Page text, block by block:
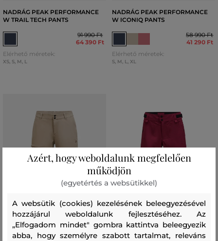
NADRÁG PEAK PERFORMANCE
W TRAIL TECH PANTS
91 990 Ft
64 390 Ft
Elérhető méretek:
XS, S, M, L
NADRÁG PEAK PERFORMANCE
W ICONIQ PANTS
58 990 Ft
41 290 Ft
Elérhető méretek:
S, M, L, XL
AKCIÓ -30% AKCIÓ -30%
Azért, hogy weboldalunk megfelelően
működjön
(egyetértés a websütikkel)
A websütik (cookies) kezelésének beleegyezésével
hozzájárul weboldalunk fejlesztéséhez. Az
„Elfogadom mindet" gombra kattintva beleegyezik
abba, hogy személyre szabott tartalmat, releváns